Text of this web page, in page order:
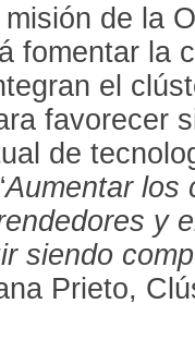
de la
fomentar la
el
favorecer
de
Aumentar los
y
siendo
Prieto,